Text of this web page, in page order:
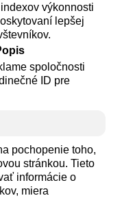
výkonnosti
lepšej
spoločnosti
ID pre
pochopenie toho,
stránkou. Tieto
informácie o
miera